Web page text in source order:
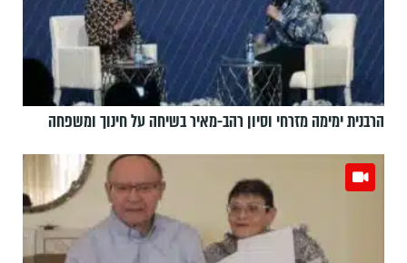
הרבנית ימימה מזרחי וסיון רהב-מאיר בשיחה על חינוך ומשפחה